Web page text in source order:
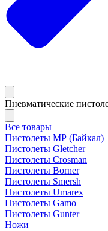
Пневматические
Все товары
Пистолеты МР (Байкал)
Пистолеты Gletcher
Пистолеты Crosman
Пистолеты Borner
Пистолеты Smersh
Пистолеты Umarex
Пистолеты Gamo
Пистолеты Gunter
Ножи